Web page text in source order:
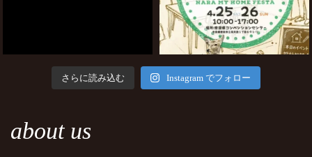
さらに読み込む Instagram でフォロー
about us